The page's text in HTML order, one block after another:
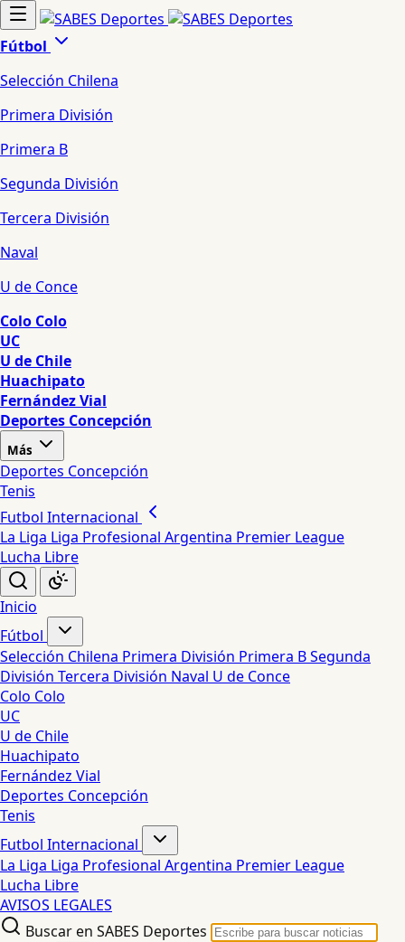
Fútbol
Selección Chilena
Primera División
Primera B
Segunda División
Tercera División
Naval
U de Conce
Colo Colo
UC
U de Chile
Huachipato
Fernández Vial
Deportes Concepción
Más
Deportes Concepción
Tenis
Futbol Internacional
La Liga Liga Profesional Argentina Premier League
Lucha Libre
Inicio
Fútbol
Selección Chilena Primera División Primera BSegunda
División Tercera División Naval U de Conce
Colo Colo
UC
U de Chile
Huachipato
Fernández Vial
Deportes Concepción
Tenis
Futbol Internacional
La Liga Liga Profesional Argentina Premier League
Lucha Libre
AVISOS LEGALES
Buscar en SABES Deportes